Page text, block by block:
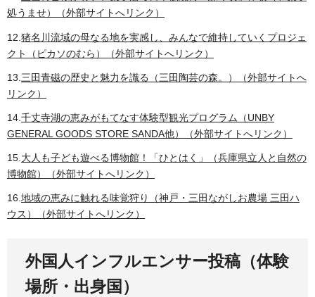
処うませ）（外部サイトへリンク）
12. 猪名川流域の母なる地を実感し、みんなで維持していくプロジェ
クト（ピカソのむら）（外部サイトへリンク）
13. 三田青磁の歴史と魅力を識る（三田陶芸の森。）（外部サイトへ
リンク）
14. 千丈寺湖の恵みがもてなす体験型観光プログラム（UNBY
GENERAL GOODS STORE SANDA他）（外部サイトへリンク）
15. 大人も子ども遊べる博物館！「ひとはく」（兵庫県立人と自然の
博物館）（外部サイトへリンク）
16.地域の恵みに触れる味覚狩り（神戸・三田ながしお農場 三田ハ
ウス）（外部サイトへリンク）
外国人インフルエンサー投稿（体験
場所・出身国）